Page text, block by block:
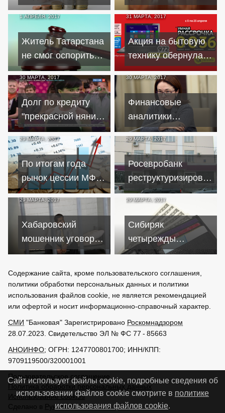
счет населения
сможет лишь узкий
круг бывших МФО
на миллионных
"откатах" за
предоставление
кредитов
1 АПРЕЛЯ, 2017
Житель Татарстана
не смог оспорить
плату за страховку
при досрочном
погашении кредита
31 МАРТА, 2017
Акция на бытовую
технику обернулась
для челябинцев
оформлением
кредитов
30 МАРТА, 2017
Долг по кредиту
"прекрасной няни"
достиг миллиона
долларов
30 МАРТА, 2017
Финансовые
аналитики
прогнозируют
удешевление
кредитов
29 МАРТА, 2017
По итогам года
рынок цессии МФО
превысит 12
миллиардов
29 МАРТА, 2017
Росевробанк
реструктуризировал
до 90% ипотечных
кредитов в валюте
29 МАРТА, 2017
Хабаровский
мошенник уговорил
знакомых взять
себя
29 МАРТА, 2017
Сибиряк
четырежды
пострадал из-за
Содержание сайта, кроме пользовательского соглашения,
политики обработки персональных данных и политики
использования файлов cookie, не является рекомендацией
или офертой и носит информационно-справочный характер.
СМИ "Банковая" Зарегистрировано Роскомнадзором
28.07.2023. Свидетельство ЭЛ № ФС 77 - 85663
АНОИНФО; ОГРН: 1247700801700; ИНН/КПП:
9709119500/320001001
Пользовательское соглашение
Политика обработки персональных данных
Использование cookies
Сделано в
РунетЛаб – Сайты и CRM
Сайт использует файлы cookie, подробные сведения об
использовании файлов cookie смотрите в политике
использования файлов cookie.